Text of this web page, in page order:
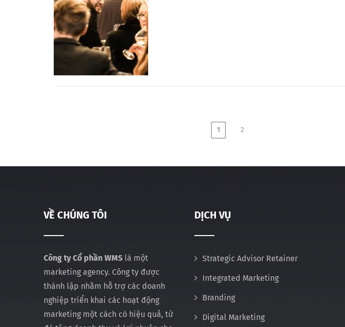
1 2
VỀ CHÚNG TÔI
Công ty Cổ phần WMS là một
marketing agency. Công ty được
thành lập nhằm hỗ trợ các doanh
nghiệp triển khai các hoạt động
marketing một cách có hiệu quả, từ
DỊCH VỤ
Strategic Advisor Retainer
Integrated Marketing
Branding
Digital Marketing